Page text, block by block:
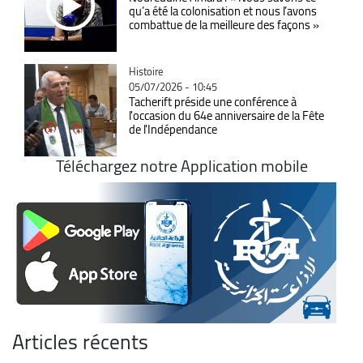
qu’a été la colonisation et nous l’avons
combattue de la meilleure des façons »
Catégorie
Histoire
05/07/2026 - 10:45
Tacherift préside une conférence à
l'occasion du 64e anniversaire de la Fête
de l'Indépendance
Téléchargez notre Application mobile
Articles récents